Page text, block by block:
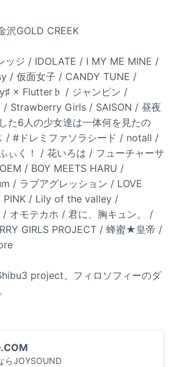
沢GOLD CREEK
ッジ / IDOLATE / I MY ME MINE /
/ 仮面女子 / CANDY TUNE /
× Flutter♭ / ジャンピン /
Strawberry Girls / SAISON / 昼夜
た6人の少女達は一体何を見たの
/ #ドレミファソラシード / notall /
ぃく！ / 花いろは / フューチャーサ
/ BOY MEETS HARU /
/ ラブアグレッション / LOVE
PINK / Lily of the valley /
オモテカホ / 君に、胸キュン。 /
GIRLS PROJECT / 蜂蜜★皇帝 /
project、フィロソフィーのダ
らJOYSOUND